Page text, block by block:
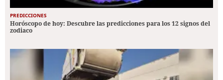
PREDICCIONES
Horóscopo de hoy: Descubre las predicciones para los 12 signos del
zodiaco